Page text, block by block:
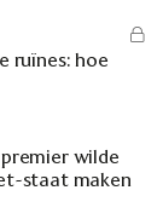
ruïnes: hoe
wilde
staat maken